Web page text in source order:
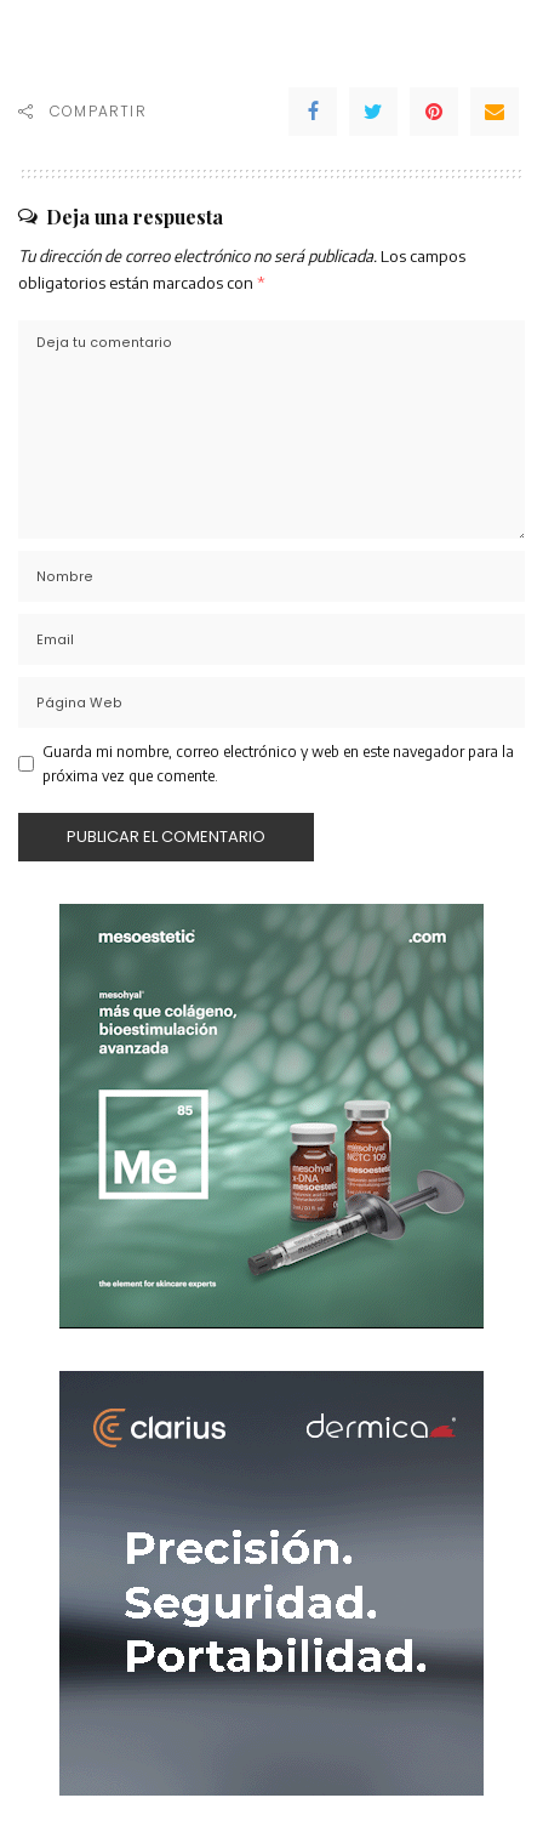
COMPARTIR
Deja una respuesta
Tu dirección de correo electrónico no será publicada. Los campos
obligatorios están marcados con *
Guarda mi nombre, correo electrónico y web en este navegador para la
próxima vez que comente.